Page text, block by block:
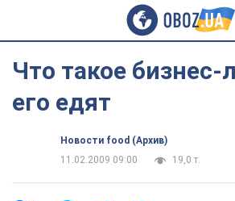
Что такое бизнес-
его едят
Новости food (Архив)
11.02.2009 09:00
19,0 т.